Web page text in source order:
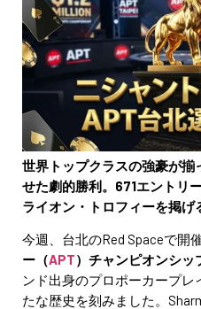
世界トップクラスの強豪が揃
せた劇的勝利。671エントリ
ライオン・トロフィーを掲げ
今週、台北のRed Spaceで開
ー（APT）チャンピオンシッ
ンド出身のプロポーカープレ
たな歴史を刻みました。